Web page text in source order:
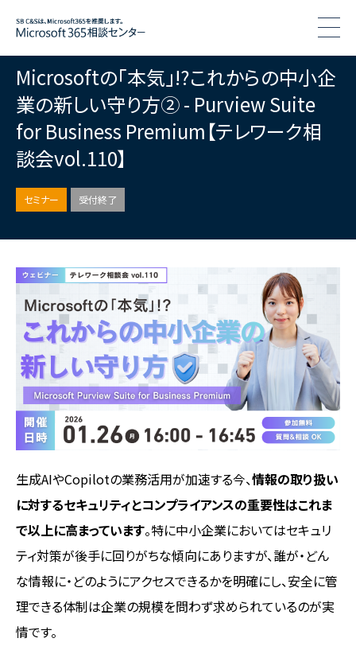
Microsoftの｢本気｣!?これからの中小企
業の新しい守り方② - Purview Suite
for Business Premium【テレワーク相
談会vol.110】
セミナー 受付終了
生成AIやCopilotの業務活用が加速する今、情報の取り扱い
に対するセキュリティとコンプライアンスの重要性はこれま
で以上に高まっています。特に中小企業においてはセキュリ
ティ対策が後手に回りがちな傾向にありますが、誰が・どん
な情報に・どのようにアクセスできるかを明確にし、安全に管
理できる体制は企業の規模を問わず求められているのが実
情です。